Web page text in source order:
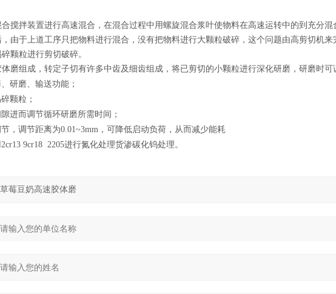
搅拌装置进行高速混合，在混合过程中用螺旋混合浆叶使物料在高速运转中的到充分混
由于上道工序只把物料进行混合，没有把物料进行大颗粒破碎，这个问题由高剪切机
颗粒进行剪切破碎。
磨组成，转定子切有许多中齿及细齿组成，将已剪切的小颗粒进行深化研磨，研磨时可
研磨、输送功能；
颗粒；
进而调节循环研磨所需时间；
，调节距离为0.01~3mm ，可降低启动负荷，从而减少能耗
2cr13 9cr18 2205进行氮化处理货渗碳化钨处理。